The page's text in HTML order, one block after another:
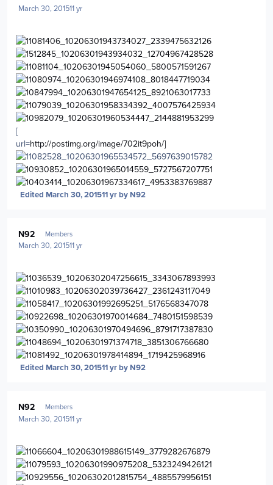
March 30, 201511 yr
[
url=http://postimg.org/image/702it9poh/]
Edited March 30, 201511 yrby N92
N92 Members
March 30, 201511 yr
Edited March 30, 201511 yrby N92
N92 Members
March 30, 201511 yr